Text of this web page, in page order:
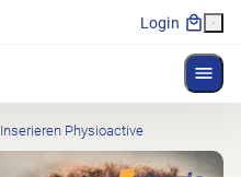
Login
Inserieren Physioactive